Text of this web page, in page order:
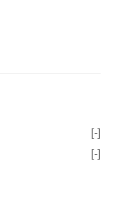
[-]
[-]